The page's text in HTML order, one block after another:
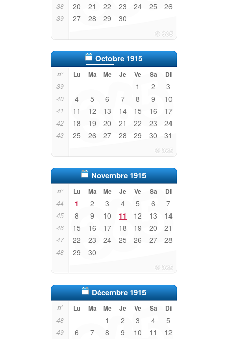
38 20 21 22 23 24 25 26
39 27 28 29 30
Octobre 1915
n° Lu Ma Me Je Ve Sa Di
39 1 2 3
40 4 5 6 7 8 9 10
41 11 12 13 14 15 16 17
42 18 19 20 21 22 23 24
43 25 26 27 28 29 30 31
Novembre 1915
n° Lu Ma Me Je Ve Sa Di
44 1 2 3 4 5 6 7
45 8 9 10 11 12 13 14
46 15 16 17 18 19 20 21
47 22 23 24 25 26 27 28
48 29 30
Décembre 1915
n° Lu Ma Me Je Ve Sa Di
48 1 2 3 4 5
49 6 7 8 9 10 11 12